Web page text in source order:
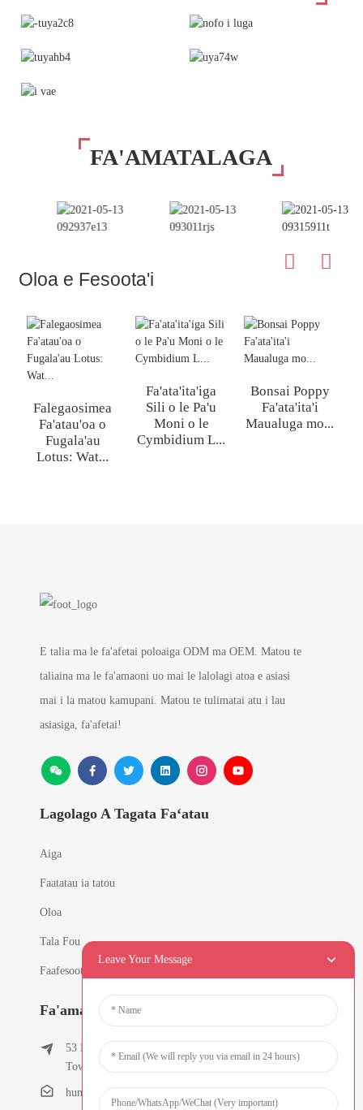
FA'AMATALAGA
Oloa e Fesoota'i
Falegaosimea
Fa'atau'oa o
Fugala'au
Lotus: Wat...
Fa'ata'ita'iga
Sili o le Pa'u
Moni o le
Cymbidium L...
Bonsai Poppy
Fa'ata'ita'i
Maualuga mo...
E talia ma le fa'afetai poloaiga ODM ma OEM. Matou te
taliaina ma le fa'amaoni uo mai le lalolagi atoa e asiasi
mai i la matou kamupani. Matou te tulimatai atu i lau
asiasiga, fa'afetai!
Lagolago A Tagata Faʻatau
Aiga
Faatatau ia tatou
Oloa
Tala Fou
Faafesootai matou
Fa'amatalaga Fa'afeso'ota'i
53 East Chunfeng Road, Tielukeng Village, Qishi
Town, Dongguan, Guangdong, Saina
humanlu@foxmail.com
Leave Your Message